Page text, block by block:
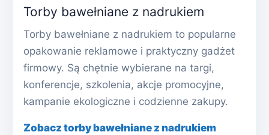
Torby bawełniane z nadrukiem
Torby bawełniane z nadrukiem to popularne
opakowanie reklamowe i praktyczny gadżet
firmowy. Są chętnie wybierane na targi,
konferencje, szkolenia, akcje promocyjne,
kampanie ekologiczne i codzienne zakupy.
Zobacz torby bawełniane z nadrukiem